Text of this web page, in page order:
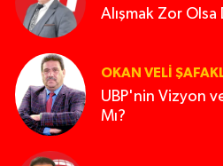
Alışmak Zor
OKAN VELI
UBP'nin Vizyon
Mı?